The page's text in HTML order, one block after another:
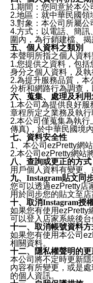
1.期間：您同意於本
2.地區：就中華民國領
3.對象：本公司所屬公
4.方式：以電話、簡
圍內，為行銷建檔、
五、個人資料之類別
本聲明所指之個人資
1.您提供之資料，包
身分之個人資料，及
2.為提升服務品質，
分析和網路行為調查
六、蒐集、處理及利
1.本公司為提供良好
章程所定之業務及執
2.本公司僅蒐集為執
傳真)，於中華民國境
七、資料安全性
1、本公司ezPretty網
2.本公司ezPretty網站
八、查詢或更正的方式
用戶個人資料有變更
九、Instagram貼文同
您可以透過ezPretty店
用於同步您的貼文至店
十、取消Instagram授
如果您有使用ezPretty
可以登入店家系統後
十一、取消帳號資料方
如果您有使用本公司
相關資料。
十二、隱私權聲明的更
本公司將不定時更新
內容有所變更，或是
的個人資訊。